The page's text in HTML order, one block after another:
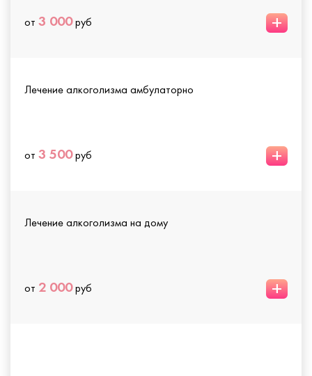
от 3 000руб +
Лечение алкоголизма амбулаторно
от 3 500руб +
Лечение алкоголизма на дому
от 2 000руб +